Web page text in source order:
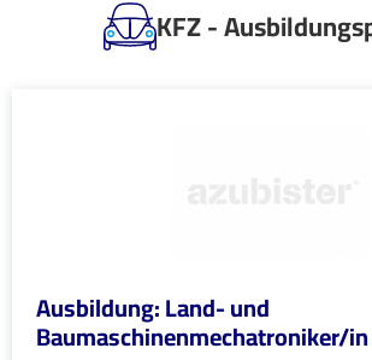
KFZ -
Ausbildung: Land- und
Baumaschinenmechatroniker/